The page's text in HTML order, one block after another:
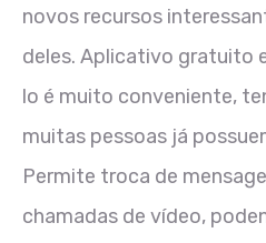
novos recursos
deles. Aplicativo gratuito
lo é muito conveniente,
muitas pessoas já
Permite troca de
chamadas de vídeo,